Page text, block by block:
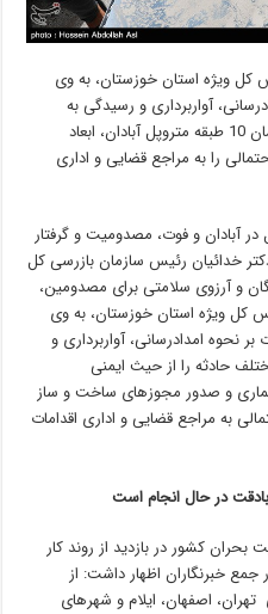
کل ویژه استان خوزستان، به وی
آواربرداری و رسیدگی به
وضعیت مصدومان حادثه ریزش ساختمان 10 طبقه متروپل آبادان، ابعاد
را به مراجع قضایی و اداری
10 طبقه متروپل در آبادان و فوت، مصدومیت و گرفتار
خدائیان رئیس سازمان بازرسی کل
و آرزوی سلامتی برای مصدومین،
کل ویژه استان خوزستان، به وی
نحوه امدادرسانی، آواربرداری و
حادثه را از حیث ایمنی
و صدور مجوزهای ساخت و ساز
به مراجع قضایی و اداری اقدامات
بادقت در حال انجام است
کشور در بازدید از روند کار
جمع خبرنگاران اظهار داشت: از
اصفهان، ایلام و شهرهای